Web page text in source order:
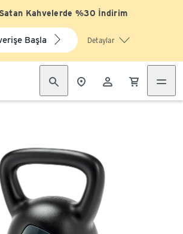
Kahvelerde %30 İndirim
Başla Detaylar